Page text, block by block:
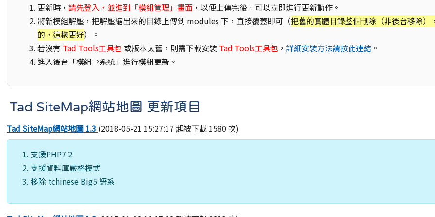
更新時， 請先登入，並進到「模組管理」畫面 ，以便上傳完後，可以立即進行更新動作。
將新模組解壓，把解壓縮出來的目錄上傳到 modules 下，直接覆蓋即可（把舊的實體目錄整個刪除（非後台移除）
的，這樣更好）。
若沒有 Tad Tools工具包 或版本太舊，則需下載安裝 Tad Tools工具包 ， 詳細安裝方法請按此連結 。
進入後台「模組→系統」進行模組更新。
Tad SiteMap網站地圖 更新項目
Tad SiteMap網站地圖 1.3 (2018-05-21 15:27:17 起被下載 1580 次)
支援PHP7.2
支援資料庫嚴格模式
移除 tchinese Big5 語系